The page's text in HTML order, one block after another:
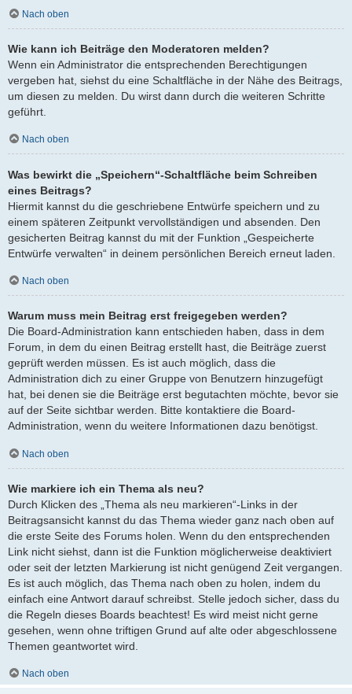
Nach oben
Wie kann ich Beiträge den Moderatoren melden?
Wenn ein Administrator die entsprechenden Berechtigungen
vergeben hat, siehst du eine Schaltfläche in der Nähe des Beitrags,
um diesen zu melden. Du wirst dann durch die weiteren Schritte
geführt.
Nach oben
Was bewirkt die „Speichern“-Schaltfläche beim Schreiben
eines Beitrags?
Hiermit kannst du die geschriebene Entwürfe speichern und zu
einem späteren Zeitpunkt vervollständigen und absenden. Den
gesicherten Beitrag kannst du mit der Funktion „Gespeicherte
Entwürfe verwalten“ in deinem persönlichen Bereich erneut laden.
Nach oben
Warum muss mein Beitrag erst freigegeben werden?
Die Board-Administration kann entschieden haben, dass in dem
Forum, in dem du einen Beitrag erstellt hast, die Beiträge zuerst
geprüft werden müssen. Es ist auch möglich, dass die
Administration dich zu einer Gruppe von Benutzern hinzugefügt
hat, bei denen sie die Beiträge erst begutachten möchte, bevor sie
auf der Seite sichtbar werden. Bitte kontaktiere die Board-
Administration, wenn du weitere Informationen dazu benötigst.
Nach oben
Wie markiere ich ein Thema als neu?
Durch Klicken des „Thema als neu markieren“-Links in der
Beitragsansicht kannst du das Thema wieder ganz nach oben auf
die erste Seite des Forums holen. Wenn du den entsprechenden
Link nicht siehst, dann ist die Funktion möglicherweise deaktiviert
oder seit der letzten Markierung ist nicht genügend Zeit vergangen.
Es ist auch möglich, das Thema nach oben zu holen, indem du
einfach eine Antwort darauf schreibst. Stelle jedoch sicher, dass du
die Regeln dieses Boards beachtest! Es wird meist nicht gerne
gesehen, wenn ohne triftigen Grund auf alte oder abgeschlossene
Themen geantwortet wird.
Nach oben